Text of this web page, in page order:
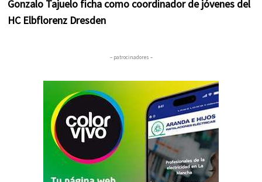
Gonzalo Tajuelo ficha como coordinador de jóvenes del
HC Elbflorenz Dresden
– patrocinadores –